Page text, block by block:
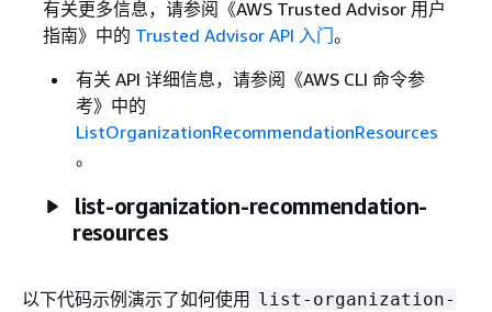
有关更多信息，请参阅《AWS Trusted Advisor 用户
指南》 中的 Trusted Advisor API 入门。
有关 API 详细信息，请参阅《AWS CLI 命令参
考》 中的
ListOrganizationRecommendationResources
。
list-organization-recommendation-
resources
以下代码示例演示了如何使用 list-organization-